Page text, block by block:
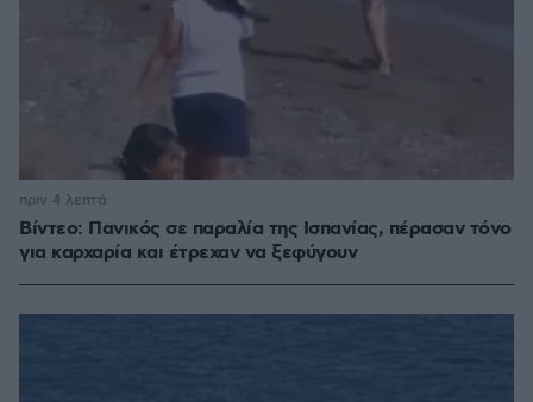
Βίντεο: Πανικός σε παραλία της Ισπανίας, πέρασαν τόνο
για καρχαρία και έτρεχαν να ξεφύγουν
πριν 4 λεπτά